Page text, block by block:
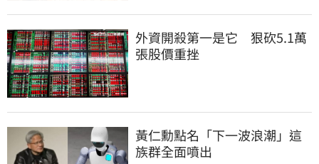
外資開殺第一是它　狠砍5.1萬
張股價重挫
黃仁勳點名「下一波浪潮」這
族群全面噴出